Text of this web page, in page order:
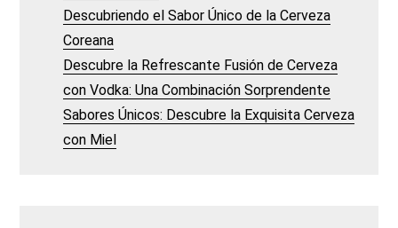
Descubriendo el Sabor Único de la Cerveza
Coreana
Descubre la Refrescante Fusión de Cerveza
con Vodka: Una Combinación Sorprendente
Sabores Únicos: Descubre la Exquisita Cerveza
con Miel